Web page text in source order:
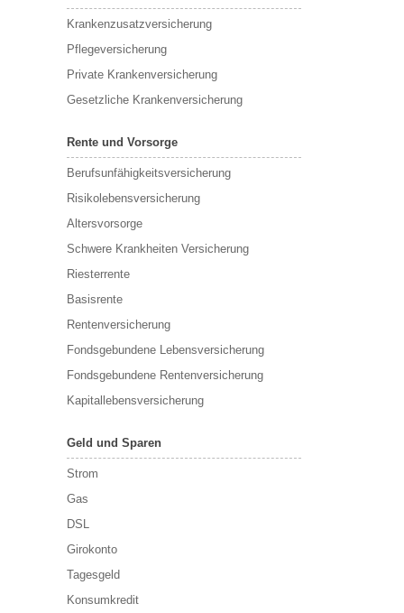
Krankenzusatzversicherung
Pflegeversicherung
Private Krankenversicherung
Gesetzliche Krankenversicherung
Rente und Vorsorge
Berufs­unfähigkeitsversicherung
Risikolebensversicherung
Altersvorsorge
Schwere Krankheiten Versicherung
Riesterrente
Basisrente
Rentenversicherung
Fondsgebundene Lebensversicherung
Fondsgebundene Rentenversicherung
Kapitallebensversicherung
Geld und Sparen
Strom
Gas
DSL
Girokonto
Tagesgeld
Konsumkredit